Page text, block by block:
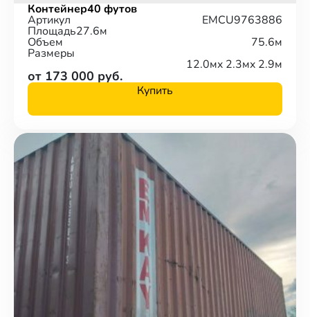
Контейнер40 футов
Артикул EMCU9763886
Площадь27.6м
Объем 75.6м
Размеры
12.0мx 2.3мx 2.9м
от 173 000 руб.
Купить